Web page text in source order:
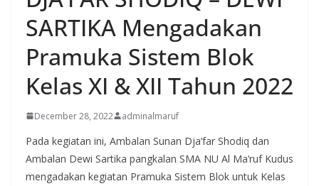
SARTIKA Mengadakan
Pramuka Sistem Blok
Kelas XI & XII Tahun 2022
December 28, 2022 adminalmaruf
Pada kegiatan ini, Ambalan Sunan Dja’far Shodiq dan
Ambalan Dewi Sartika pangkalan SMA NU Al Ma’ruf Kudus
mengadakan kegiatan Pramuka Sistem Blok untuk Kelas